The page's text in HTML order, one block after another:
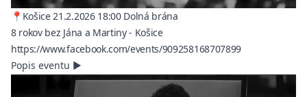
📍Košice 21.2.2026 18:00 Dolná brána
8 rokov bez Jána a Martiny - Košice
https://www.facebook.com/events/909258168707899(opens in a
Popis eventu ▶